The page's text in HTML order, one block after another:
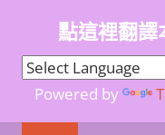
點這裡翻譯
Powered by